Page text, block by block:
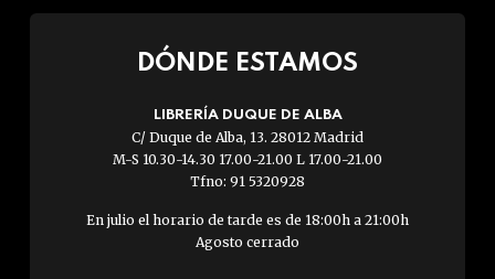
DÓNDE ESTAMOS
LIBRERÍA DUQUE DE ALBA
C/ Duque de Alba, 13. 28012 Madrid
M-S 10.30-14.30 17.00-21.00 L 17.00-21.00
Tfno: 91 5320928
En julio el horario de tarde es de 18:00h a 21:00h
Agosto cerrado